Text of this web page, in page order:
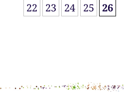
22
23 24 25 26